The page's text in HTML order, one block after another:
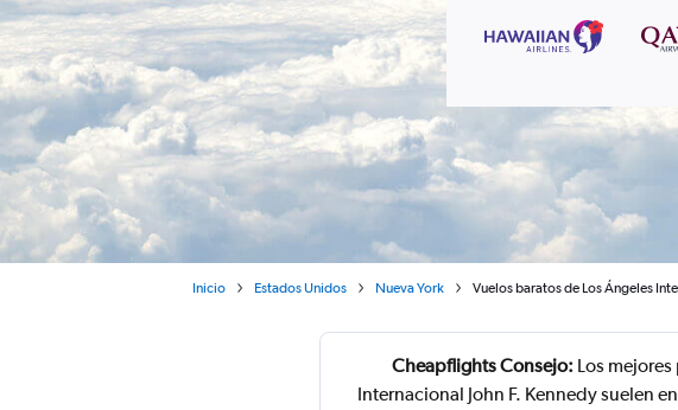
Inicio Estados Unidos Nueva York Vuelos baratos de Los Ángeles
Cheapflights Consejo: Los
Internacional John F. Kennedy suelen